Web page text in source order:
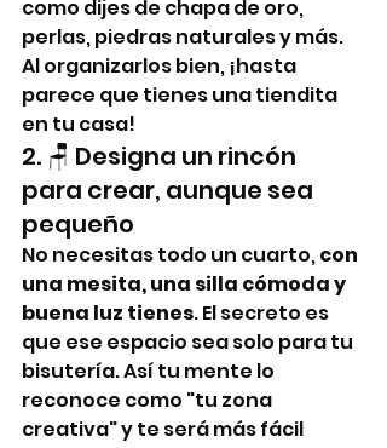
como dijes de chapa de oro,
perlas, piedras naturales y más.
Al organizarlos bien, ¡hasta
parece que tienes una tiendita
en tu casa!
2. 🪑 Designa un rincón
para crear, aunque sea
pequeño
No necesitas todo un cuarto, con
una mesita, una silla cómoda y
buena luz tienes. El secreto es
que ese espacio sea solo para tu
bisutería. Así tu mente lo
reconoce como "tu zona
creativa" y te será más fácil